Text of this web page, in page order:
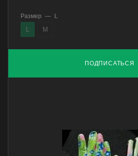
ПОДПИСАТЬСЯ
Размер — L
L M